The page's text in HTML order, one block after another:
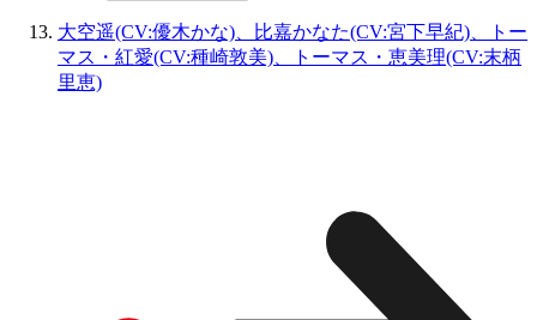
大空遥(CV:優木かな)、比嘉かなた(CV:宮下早紀)、トー
マス・紅愛(CV:種崎敦美)、トーマス・恵美理(CV:末柄
里恵)